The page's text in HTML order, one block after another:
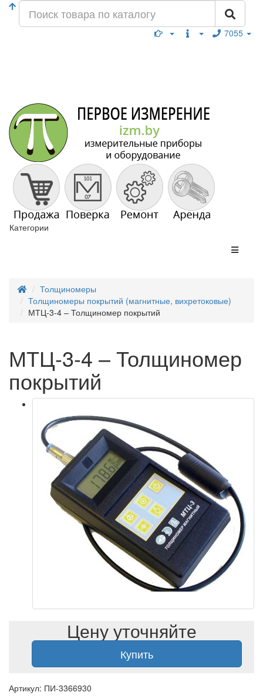
7055
Категории
Толщиномеры
Толщиномеры покрытий (магнитные, вихретоковые)
МТЦ-3-4 – Толщиномер покрытий
МТЦ-3-4 – Толщиномер
покрытий
Цену уточняйте
Купить
Артикул: ПИ-3366930